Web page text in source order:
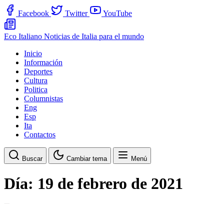
Facebook Twitter YouTube
Eco Italiano Noticias de Italia para el mundo
Inicio
Información
Deportes
Cultura
Politica
Columnistas
Eng
Esp
Ita
Contactos
Buscar Cambiar tema Menú
Día: 19 de febrero de 2021